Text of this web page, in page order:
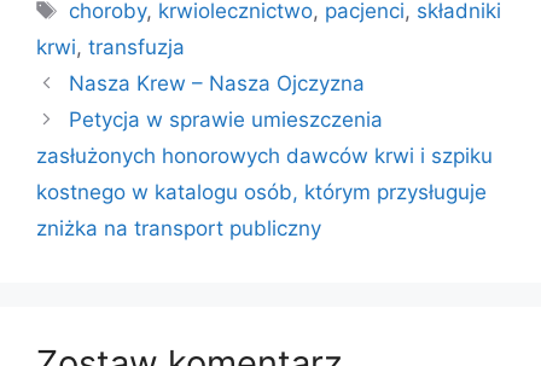
Tagi
choroby, krwiolecznictwo, pacjenci, składniki
krwi, transfuzja
Nasza Krew – Nasza Ojczyzna
Petycja w sprawie umieszczenia
zasłużonych honorowych dawców krwi i szpiku
kostnego w katalogu osób, którym przysługuje
zniżka na transport publiczny